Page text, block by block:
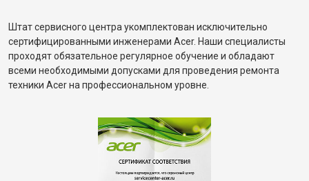
Штат сервисного центра укомплектован исключительно
сертифицированными инженерами Acer. Наши специалисты
проходят обязательное регулярное обучение и обладают
всеми необходимыми допусками для проведения ремонта
техники Acer на профессиональном уровне.